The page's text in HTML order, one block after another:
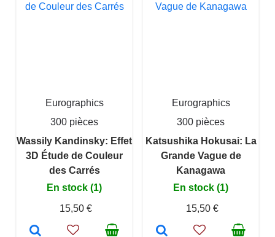
Eurographics
300 pièces
Wassily Kandinsky: Effet
3D Étude de Couleur
des Carrés
En stock (1)
15,50 €
Eurographics
300 pièces
Katsushika Hokusai: La
Grande Vague de
Kanagawa
En stock (1)
15,50 €